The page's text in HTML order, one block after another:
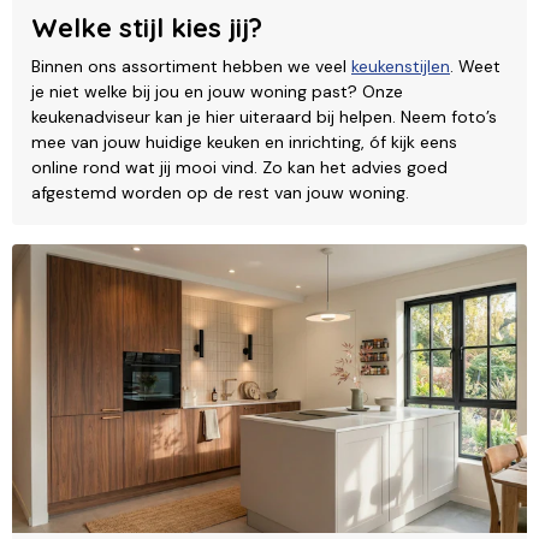
Welke stijl kies jij?
Binnen ons assortiment hebben we veel keukenstijlen. Weet
je niet welke bij jou en jouw woning past? Onze
keukenadviseur kan je hier uiteraard bij helpen. Neem foto’s
mee van jouw huidige keuken en inrichting, óf kijk eens
online rond wat jij mooi vind. Zo kan het advies goed
afgestemd worden op de rest van jouw woning.